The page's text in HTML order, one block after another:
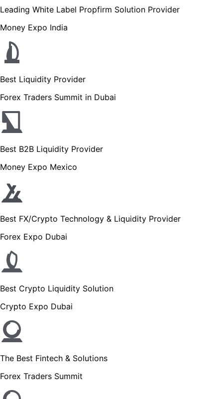
Leading White Label Propfirm Solution Provider
Money Expo India
Best Liquidity Provider
Forex Traders Summit in Dubai
Best B2B Liquidity Provider
Money Expo Mexico
Best FX/Crypto Technology & Liquidity Provider
Forex Expo Dubai
Best Crypto Liquidity Solution
Crypto Expo Dubai
The Best Fintech & Solutions
Forex Traders Summit